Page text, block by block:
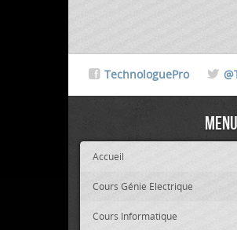
TechnologuePro
Menu
Accueil
Cours Génie Electrique
Cours Informatique